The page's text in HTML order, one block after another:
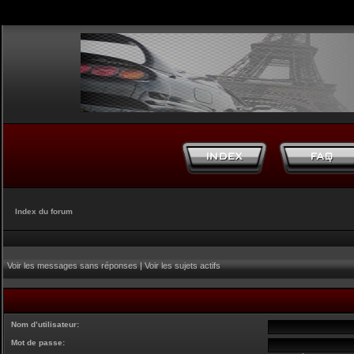
Index du forum
Voir les messages sans réponses|Voir les sujets actifs
Nom d’utilisateur:
Mot de passe: